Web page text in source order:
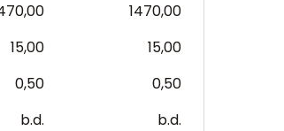
1470,00
15,00
15,00
0,50
0,50
b.d. b.d.